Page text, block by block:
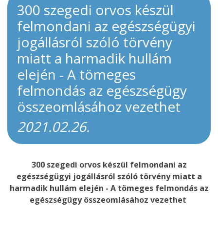
300 szegedi orvos készül
felmondani az egészségügyi
jogállásról szóló törvény
miatt a harmadik hullám
elején - A tömeges
felmondás az egészségügy
összeomlásához vezethet
2021.02.26.
300 szegedi orvos készül felmondani az
egészségügyi jogállásról szóló törvény miatt a
harmadik hullám elején - A tömeges felmondás az
egészségügy összeomlásához vezethet